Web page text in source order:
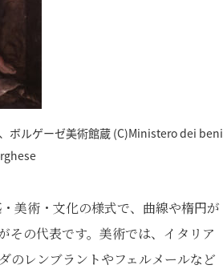
ボルゲーゼ美術館蔵 (C)Ministero dei beni
美術・文化の様式で、曲線や楕円が
その代表です。美術では、イタリア
のレンブラントやフェルメールなど